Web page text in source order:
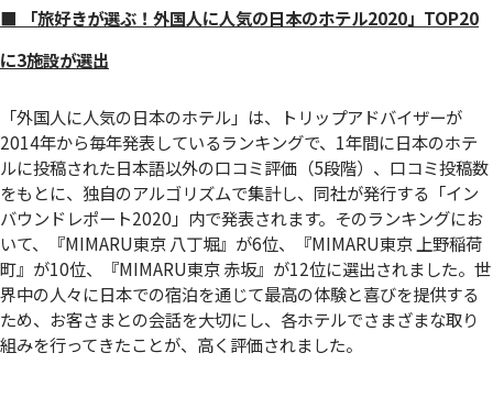
■ 「旅好きが選ぶ！外国人に人気の日本のホテル2020」TOP20
に3施設が選出
「外国人に人気の日本のホテル」は、トリップアドバイザーが
2014年から毎年発表しているランキングで、1年間に日本のホテ
ルに投稿された日本語以外の口コミ評価（5段階）、口コミ投稿数
をもとに、独自のアルゴリズムで集計し、同社が発行する「イン
バウンドレポート2020」内で発表されます。そのランキングにお
いて、『MIMARU東京 八丁堀』が6位、『MIMARU東京 上野稲荷
町』が10位、『MIMARU東京 赤坂』が12位に選出されました。世
界中の人々に日本での宿泊を通じて最高の体験と喜びを提供する
ため、お客さまとの会話を大切にし、各ホテルでさまざまな取り
組みを行ってきたことが、高く評価されました。